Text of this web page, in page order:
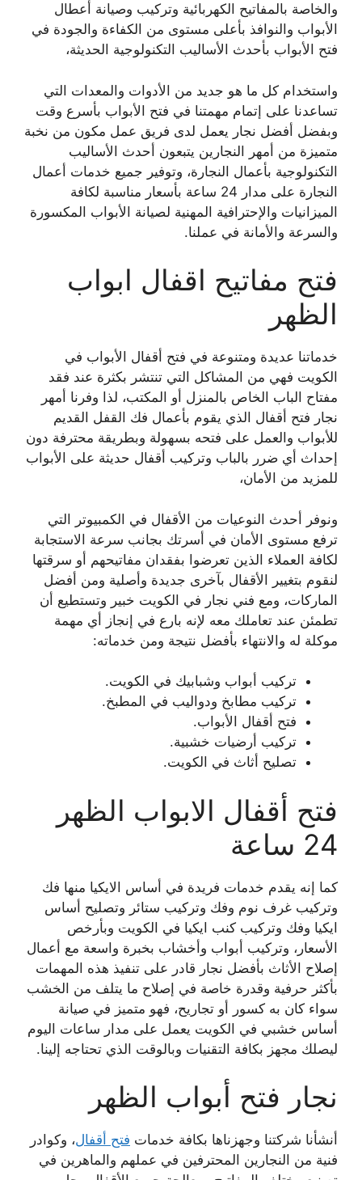
والخاصة بالمفاتيح الكهربائية وتركيب وصيانة أعطال
الأبواب والنوافذ بأعلى مستوى من الكفاءة والجودة في
فتح الأبواب بأحدث الأساليب التكنولوجية الحديثة،
واستخدام كل ما هو جديد من الأدوات والمعدات التي
تساعدنا على إتمام مهمتنا في فتح الأبواب بأسرع وقت
وبفضل أفضل نجار يعمل لدى فريق عمل مكون من نخبة
متميزة من أمهر النجارين يتبعون أحدث الأساليب
التكنولوجية بأعمال النجارة، وتوفير جميع خدمات أعمال
النجارة على مدار 24 ساعة بأسعار مناسبة لكافة
الميزانيات والإحترافية المهنية لصيانة الأبواب المكسورة
والسرعة والأمانة في عملنا.
فتح مفاتيح اقفال ابواب
الظهر
خدماتنا عديدة ومتنوعة في فتح أقفال الأبواب في
الكويت فهي من المشاكل التي تنتشر بكثرة عند فقد
مفتاح الباب الخاص بالمنزل أو المكتب، لذا وفرنا أمهر
نجار فتح أقفال الذي يقوم بأعمال فك القفل القديم
للأبواب والعمل على فتحه بسهولة وبطريقة محترفة دون
إحداث أي ضرر بالباب وتركيب أقفال حديثة على الأبواب
للمزيد من الأمان،
ونوفر أحدث النوعيات من الأقفال في الكمبيوتر التي
ترفع مستوى الأمان في أسرتك بجانب سرعة الاستجابة
لكافة العملاء الذين تعرضوا بفقدان مفاتيحهم أو سرقتها
لنقوم بتغيير الأقفال بآخرى جديدة وأصلية ومن أفضل
الماركات، ومع فني نجار في الكويت خبير وتستطيع أن
تطمئن عند تعاملك معه لإنه بارع في إنجاز أي مهمة
موكلة له والانتهاء بأفضل نتيجة ومن خدماته:
تركيب أبواب وشبابيك في الكويت.
تركيب مطابخ ودواليب في المطبخ.
فتح أقفال الأبواب.
تركيب أرضيات خشبية.
تصليح أثاث في الكويت.
فتح أقفال الابواب الظهر
24 ساعة
كما إنه يقدم خدمات فريدة في أساس الايكيا منها فك
وتركيب غرف نوم وفك وتركيب ستائر وتصليح أساس
ايكيا وفك وتركيب كنب ايكيا في الكويت وبأرخص
الأسعار، وتركيب أبواب وأخشاب بخبرة واسعة مع أعمال
إصلاح الأثاث بأفضل نجار قادر على تنفيذ هذه المهمات
بأكثر حرفية وقدرة خاصة في إصلاح ما يتلف من الخشب
سواء كان به كسور أو تجاريح، فهو متميز في صيانة
أساس خشبي في الكويت يعمل على مدار ساعات اليوم
ليصلك مجهز بكافة التقنيات وبالوقت الذي تحتاجه إلينا.
نجار فتح أبواب الظهر
أنشأنا شركتنا وجهزناها بكافة خدمات فتح أقفال، وكوادر
فنية من النجارين المحترفين في عملهم والماهرين في